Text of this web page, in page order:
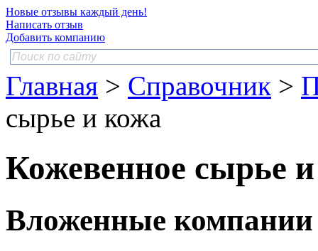
Новые отзывы каждый день!
Написать отзыв
Добавить компанию
Главная > Справочник >
сырье и кожа
Кожевенное сырье
Вложенные компании